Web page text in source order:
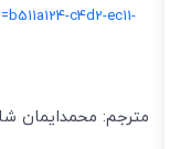
c4d2-ec11-
مترجم: محمدایمان